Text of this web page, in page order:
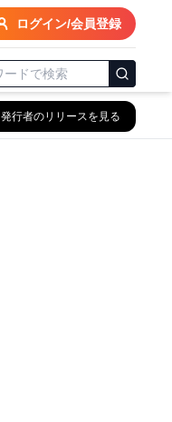
ログイン/会員登録
発行者のリリースを見る